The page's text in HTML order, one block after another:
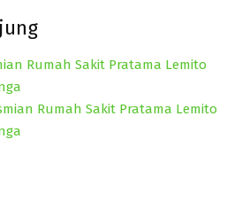
Rumah Sakit Pratama Lemito
Rumah Sakit Pratama Lemito